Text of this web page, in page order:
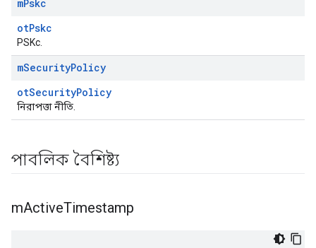
mPskc
otPskc
PSKc.
mSecurityPolicy
otSecurityPolicy
নিরাপত্তা নীতি.
পাবলিক বৈশিষ্ট্য
mActiveTimestamp